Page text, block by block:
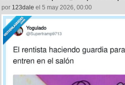
por 123dale el 5 may 2026, 00:00